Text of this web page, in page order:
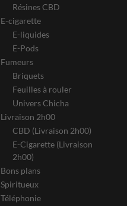
Résines CBD
E-cigarette
E-liquides
E-Pods
Fumeurs
Briquets
Feuilles à rouler
Univers Chicha
Livraison 2h00
CBD (Livraison 2h00)
E-Cigarette (Livraison
2h00)
Bons plans
Spiritueux
Téléphonie